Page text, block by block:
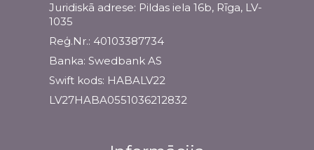
Juridiskā adrese: Pildas iela 16b, Rīga, LV-
1035
Reģ.Nr.: 40103387734
Banka: Swedbank AS
Swift kods: HABALV22
LV27HABA0551036212832